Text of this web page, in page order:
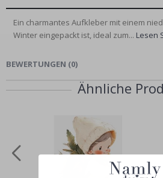
Ein charmantes Aufkleber mit einem
Winter eingepackt ist, ideal zum... Lesen
BEWERTUNGEN (0)
Ähnliche